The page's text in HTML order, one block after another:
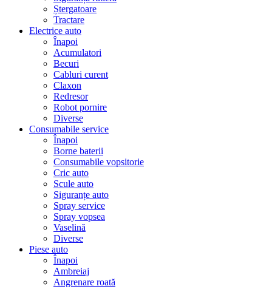
Ștergatoare
Tractare
Electrice auto
Înapoi
Acumulatori
Becuri
Cabluri curent
Claxon
Redresor
Robot pornire
Diverse
Consumabile service
Înapoi
Borne baterii
Consumabile vopsitorie
Cric auto
Scule auto
Siguranțe auto
Spray service
Spray vopsea
Vaselină
Diverse
Piese auto
Înapoi
Ambreiaj
Angrenare roată